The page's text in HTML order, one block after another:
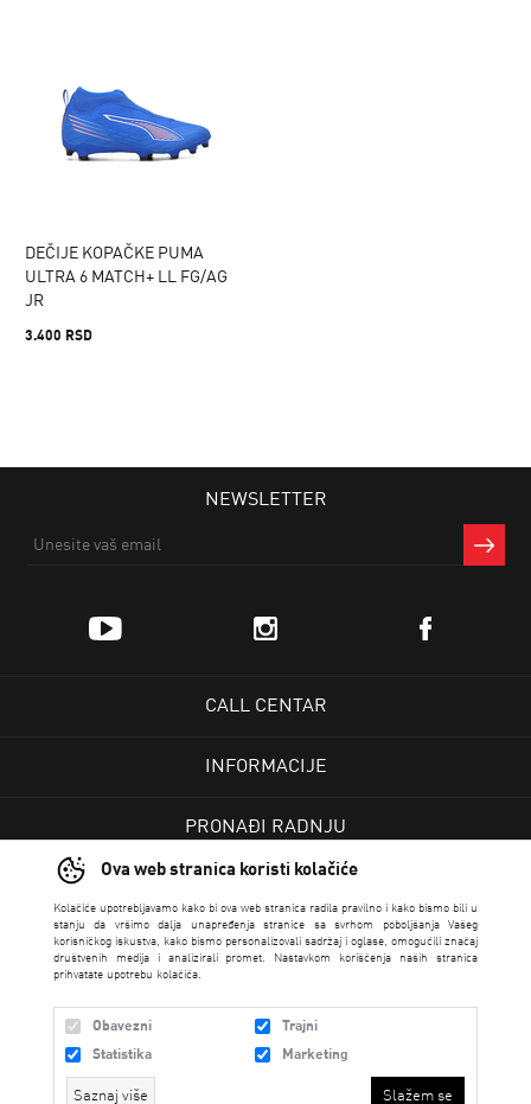
Ova web stranica koristi kolačiće
Kolačiće upotrebljavamo kako bi ova web stranica radila pravilno i kako bismo bili u
stanju da vršimo dalja unapređenja stranice sa svrhom poboljšanja Vašeg
korisničkog iskustva, kako bismo personalizovali sadržaj i oglase, omogućili značaj
društvenih medija i analizirali promet. Nastavkom korišćenja naših stranica
prihvatate upotrebu kolačića.
Obavezni
Trajni
Statistika
Marketing
Saznaj više Slažem se
DEČIJE KOPAČKE PUMA
ULTRA 6 MATCH+ LL FG/AG
JR
3.400 RSD
NEWSLETTER
CALL CENTAR
INFORMACIJE
PRONAĐI RADNJU
USLOVI PRODAJE